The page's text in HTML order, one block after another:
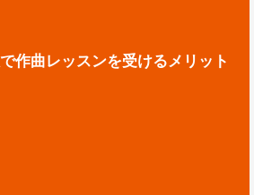
作曲レッスンを受けるメリット